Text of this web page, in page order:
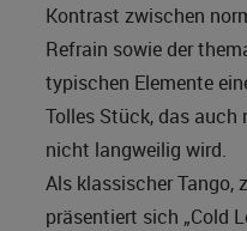
Kontrast zwischen
Refrain sowie der
typischen Elemente
Tolles Stück, das auch
nicht langweilig wird.
Als klassischer Tango,
präsentiert sich „Cold